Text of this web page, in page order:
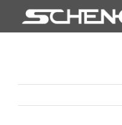
Inhalt
HÄNDLERSUCHE